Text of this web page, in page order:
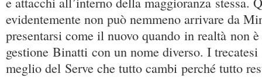
evidentemente non può nemmeno arrivare da
presentarsi come il nuovo quando in realtà non
gestione Binatti con un nome diverso. I
meglio del Serve che tutto cambi perché tutto